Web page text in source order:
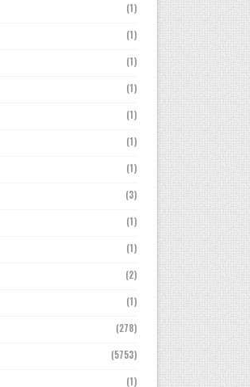
(1)
(1)
(1)
(1)
(1)
(1)
(1)
(3)
(1)
(1)
(2)
(1)
(278)
(5753)
(1)